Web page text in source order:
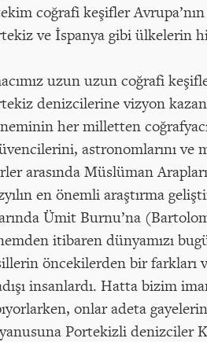
coğrafi keşifler
ve İspanya gibi ülkelerin
uzun uzun coğrafi
denizcilerine vizyon
her milletten
astronomlarını ve
arasında Müslüman
en önemli araştırma
Ümit Burnu’na
itibaren dünyamızı
öncekilerden bir farkları
insanlardı. Hatta bizim
onlar adeta
Portekizli denizciler